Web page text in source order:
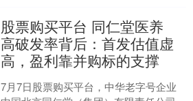
股票购买平台 同仁堂医养
高破发率背后：首发估值虚
高，盈利靠并购标的支撑
7月7日股票购买平台，中华老字号企业